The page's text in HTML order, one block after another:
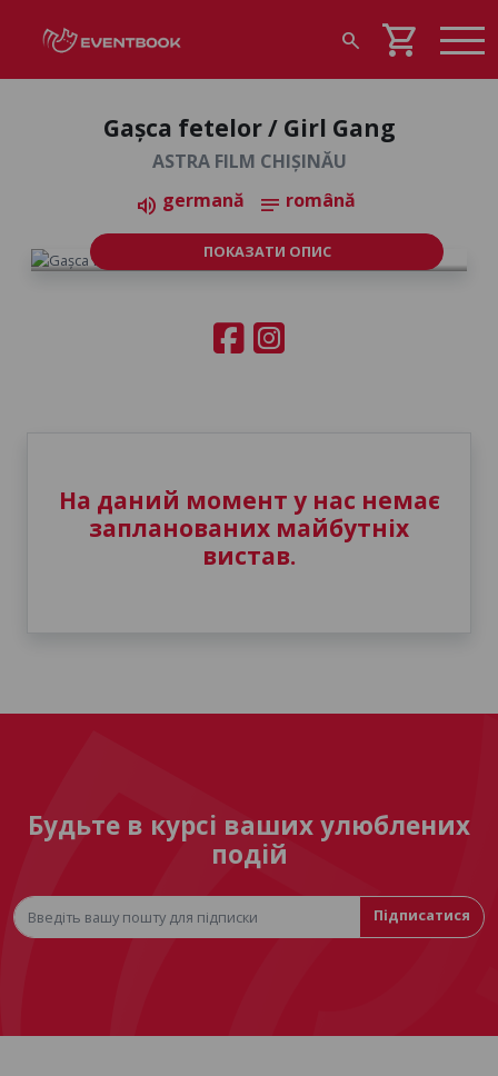
search shopping_cart
Gașca fetelor / Girl Gang
ASTRA FILM CHIȘINĂU
volume_up germană notes română
ПОКАЗАТИ ОПИС
На даний момент у нас немає
запланованих майбутніх
вистав.
Будьте в курсі ваших улюблених
подій
Підписатися